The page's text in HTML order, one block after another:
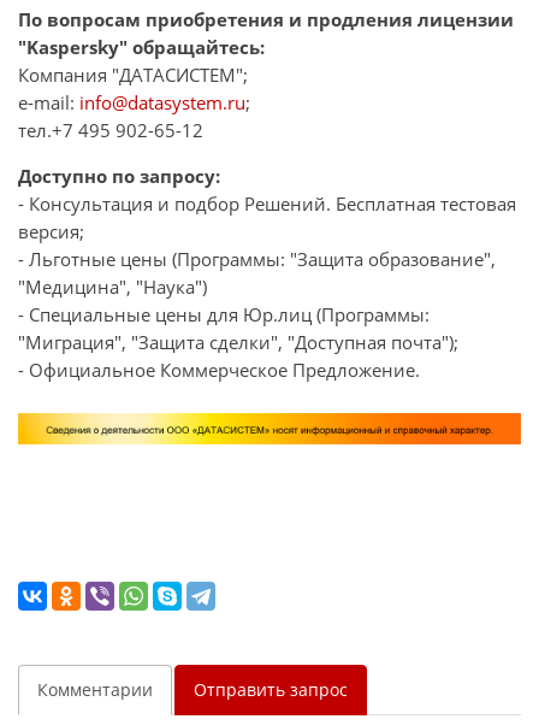
По вопросам приобретения и продления лицензии
"Kaspersky" обращайтесь:
Компания "ДАТАСИСТЕМ";
e-mail: info@datasystem.ru;
тел.+7 495 902-65-12
Доступно по запросу:
- Консультация и подбор Решений. Бесплатная тестовая
версия;
- Льготные цены (Программы: "Защита образование",
"Медицина", "Наука")
- Специальные цены для Юр.лиц (Программы:
"Миграция", "Защита сделки", "Доступная почта");
- Официальное Коммерческое Предложение.
Комментарии Отправить запрос